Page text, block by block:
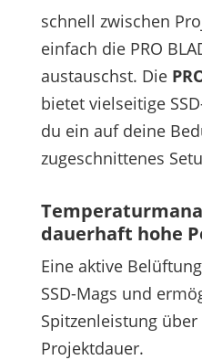
schnell zwischen
einfach die PRO
austauschst. Die
bietet vielseitige
du ein auf deine
zugeschnittenes
dauerhaft hohe
Eine aktive
SSD-Mags und
Spitzenleistung
Projektdauer.